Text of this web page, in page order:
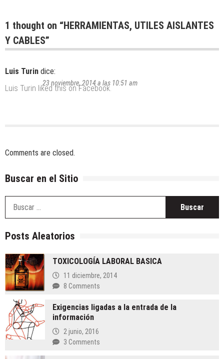
1 thought on “HERRAMIENTAS, UTILES AISLANTES
Y CABLES”
Luis Turin dice:
23 noviembre, 2014 a las 10:51 am
Luis Turin liked this on Facebook.
Comments are closed.
Buscar en el Sitio
Posts Aleatorios
TOXICOLOGÍA LABORAL BASICA
11 diciembre, 2014
8 Comments
Exigencias ligadas a la entrada de la
información
2 junio, 2016
3 Comments